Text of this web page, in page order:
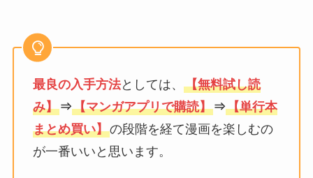
最良の入手方法としては、 【無料試し読
み】⇒【マンガアプリで購読】⇒【単行本
まとめ買い】の段階を経て漫画を楽しむの
が一番いいと思います。